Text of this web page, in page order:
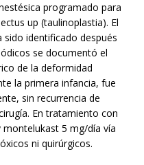
programado para
up (taulinoplastia). El
identificado después
se documentó el
de la deformidad
la primera infancia, fue
sin recurrencia de
En tratamiento con
5 mg/día vía
ni quirúrgicos.